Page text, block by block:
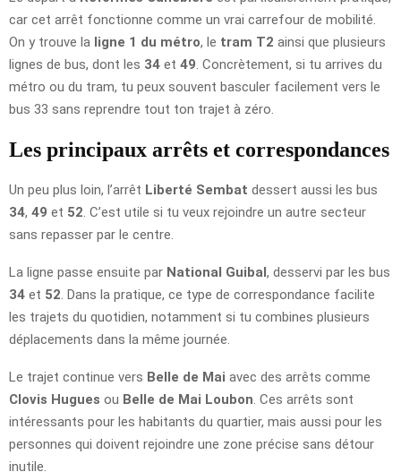
car cet arrêt fonctionne comme un vrai carrefour de mobilité.
On y trouve la ligne 1 du métro, le tram T2 ainsi que plusieurs
lignes de bus, dont les 34 et 49 . Concrètement, si tu arrives du
métro ou du tram, tu peux souvent basculer facilement vers le
bus 33 sans reprendre tout ton trajet à zéro.
Les principaux arrêts et correspondances
Un peu plus loin, l’arrêt Liberté Sembat dessert aussi les bus
34, 49 et 52 . C’est utile si tu veux rejoindre un autre secteur
sans repasser par le centre.
La ligne passe ensuite par National Guibal, desservi par les bus
34 et 52 . Dans la pratique, ce type de correspondance facilite
les trajets du quotidien, notamment si tu combines plusieurs
déplacements dans la même journée.
Le trajet continue vers Belle de Mai avec des arrêts comme
Clovis Hugues ou Belle de Mai Loubon . Ces arrêts sont
intéressants pour les habitants du quartier, mais aussi pour les
personnes qui doivent rejoindre une zone précise sans détour
inutile.